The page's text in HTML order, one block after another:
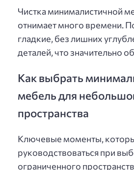
Чистка минималистичной
отнимает много времени.
гладкие, без лишних
деталей, что значительно
Как выбрать
мебель для
пространства
Ключевые моменты,
руководствоваться при
ограниченного